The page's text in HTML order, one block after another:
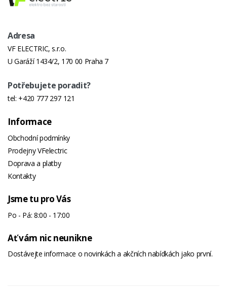
Adresa
VF ELECTRIC, s.r.o.
U Garáží 1434/2, 170 00 Praha 7
Potřebujete poradit?
tel: +420 777 297 121
Informace
Obchodní podmínky
Prodejny VFelectric
Doprava a platby
Kontakty
Jsme tu pro Vás
Po - Pá: 8:00 - 17:00
Ať vám nic neunikne
Dostávejte informace o novinkách a akčních nabídkách jako první.